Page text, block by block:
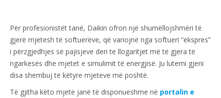
Për profesionistët tanë, Daikin ofron një shumëllojshmëri të
gjerë mjetesh të softuerëve, që variojnë nga softueri “ekspres”
i përzgjedhjes së pajisjeve deri te llogaritjet më të gjera të
ngarkesës dhe mjetet e simulimit të energjisë. Ju lutemi gjeni
disa shembuj të këtyre mjeteve më poshtë.
Të gjitha këto mjete janë të disponueshme në portalin e